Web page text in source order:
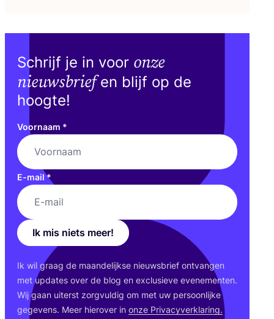
Schrijf je in voor onze
nieuwsbriefen blijf op de
hoogte!
Voornaam *
E-mail*
Ik mis niets meer!
Ik wil graag de maan­de­lijk­se nieuws­brief ont­van­gen
met upda­tes over de blog en exclu­sie­ve eve­ne­men­ten.
Wij gaan uiterst zorg­vul­dig om met uw per­soon­lij­ke
gege­vens. Meer hier­over in onze Pri­va­cy­ver­kla­ring.